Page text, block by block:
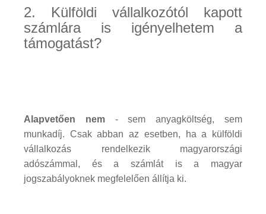
2. Külföldi vállalkozótól kapott
számlára is igényelhetem a
támogatást?
Alapvetően nem- sem anyagköltség, sem
munkadíj. Csak abban az esetben, ha a külföldi
vállalkozás rendelkezik magyarországi
adószámmal, és a számlát is a magyar
jogszabályoknek megfelelően állítja ki.